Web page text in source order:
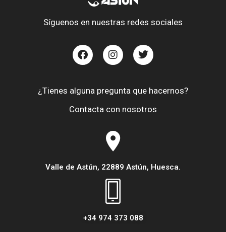
Síguenos en nuestras redes sociales
¿Tienes alguna pregunta que hacernos?
Contacta con nosotros
Valle de Astún, 22889 Astún, Huesca.
+34 974 373 088